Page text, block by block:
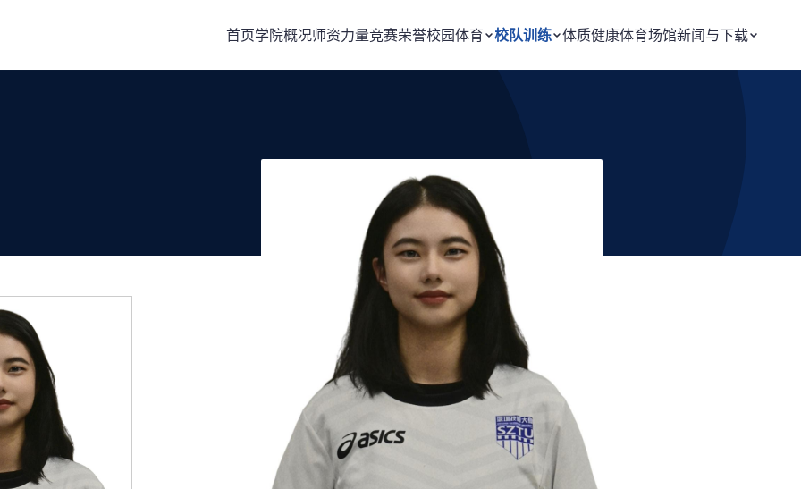
首页学院概况师资力量竞赛荣誉校园体育 校队训练 体质健康体育场馆新闻与下载